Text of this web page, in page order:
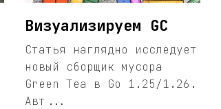
Визуализируем GC
Статья наглядно исследует
новый сборщик мусора
Green Tea в Go 1.25/1.26.
Авт...